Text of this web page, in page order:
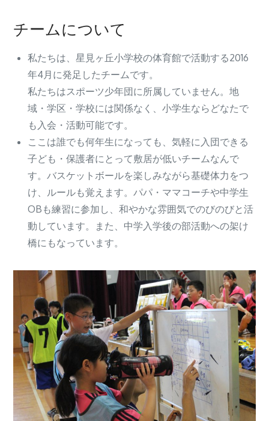
チームについて
私たちは、星見ヶ丘小学校の体育館で活動する2016
年4月に発足したチームです。
私たちはスポーツ少年団に所属していません。地
域・学区・学校には関係なく、小学生ならどなたで
も入会・活動可能です。
ここは誰でも何年生になっても、気軽に入団できる
子ども・保護者にとって敷居が低いチームなんで
す。バスケットボールを楽しみながら基礎体力をつ
け、ルールも覚えます。パパ・ママコーチや中学生
OBも練習に参加し、和やかな雰囲気でのびのびと活
動しています。また、中学入学後の部活動への架け
橋にもなっています。